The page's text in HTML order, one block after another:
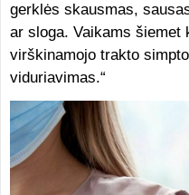
gerklės skausmas,
ar sloga. Vaikams šiemet
virškinamojo trakto
viduriavimas.“